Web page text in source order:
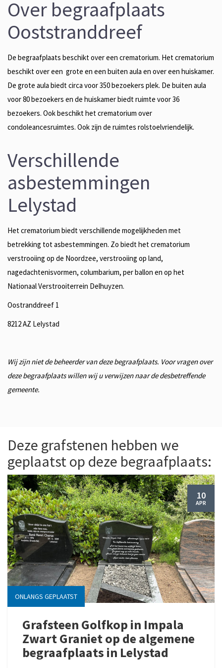
Over begraafplaats
Ooststranddreef
De begraafplaats beschikt over een crematorium. Het crematorium
beschikt over een grote en een buiten aula en over een huiskamer.
De grote aula biedt circa voor 350 bezoekers plek. De buiten aula
voor 80 bezoekers en de huiskamer biedt ruimte voor 36
bezoekers. Ook beschikt het crematorium over
condoleancesruimtes. Ook zijn de ruimtes rolstoelvriendelijk.
Verschillende
asbestemmingen
Lelystad
Het crematorium biedt verschillende mogelijkheden met
betrekking tot asbestemmingen. Zo biedt het crematorium
verstrooiing op de Noordzee, verstrooiing op land,
nagedachtenisvormen, columbarium, per ballon en op het
Nationaal Verstrooiterrein Delhuyzen.
Oostranddreef 1
8212 AZ Lelystad
Wij zijn niet de beheerder van deze begraafplaats. Voor vragen over
deze begraafplaats willen wij u verwijzen naar de desbetreffende
gemeente.
Deze grafstenen hebben we
geplaatst op deze begraafplaats:
10
APR
ONLANGS GEPLAATST
Grafsteen Golfkop in Impala
Zwart Graniet op de algemene
begraafplaats in Lelystad